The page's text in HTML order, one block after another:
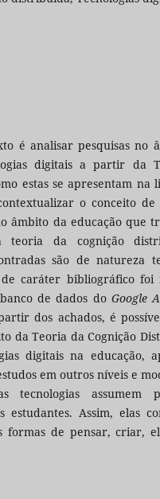
é analisar pesquisas no
digitais a partir da
estas se apresentam na
o conceito de
âmbito da educação que
teoria da cognição
são de natureza
caráter bibliográfico foi
de dados do Google
dos achados, é
da Teoria da Cognição
digitais na educação,
em outros níveis e
tecnologias assumem
estudantes. Assim, elas
formas de pensar, criar,